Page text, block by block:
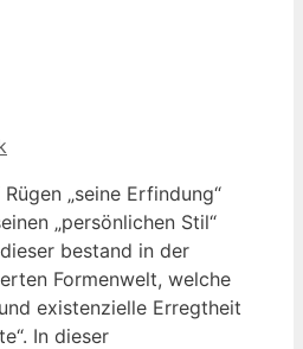
„seine Erfindung“
„persönlichen Stil“
bestand in der
Formenwelt, welche
existenzielle Erregtheit
In dieser